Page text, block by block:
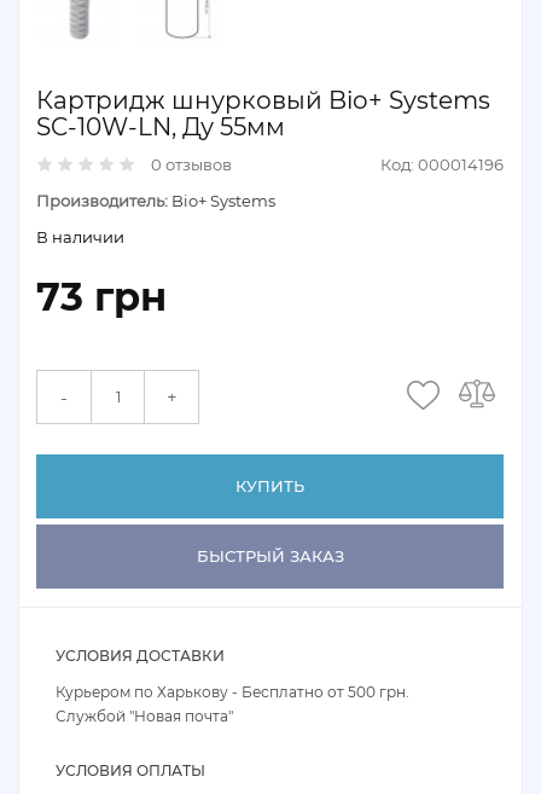
Картридж шнурковый Bio+ Systems
SC-10W-LN, Ду 55мм
0 отзывов
Код: 000014196
Производитель: Bio+ Systems
В наличии
73 грн
- +
КУПИТЬ
БЫСТРЫЙ ЗАКАЗ
УСЛОВИЯ ДОСТАВКИ
Курьером по Харькову - Бесплатно от 500 грн.
Службой "Новая почта"
УСЛОВИЯ ОПЛАТЫ